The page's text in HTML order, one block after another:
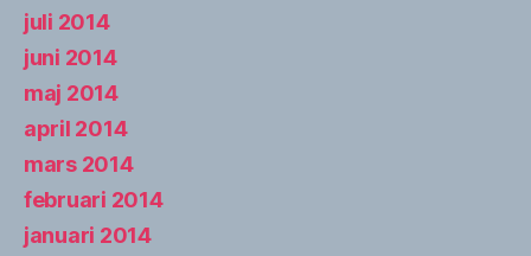
juli 2014
juni 2014
maj 2014
april 2014
mars 2014
februari 2014
januari 2014